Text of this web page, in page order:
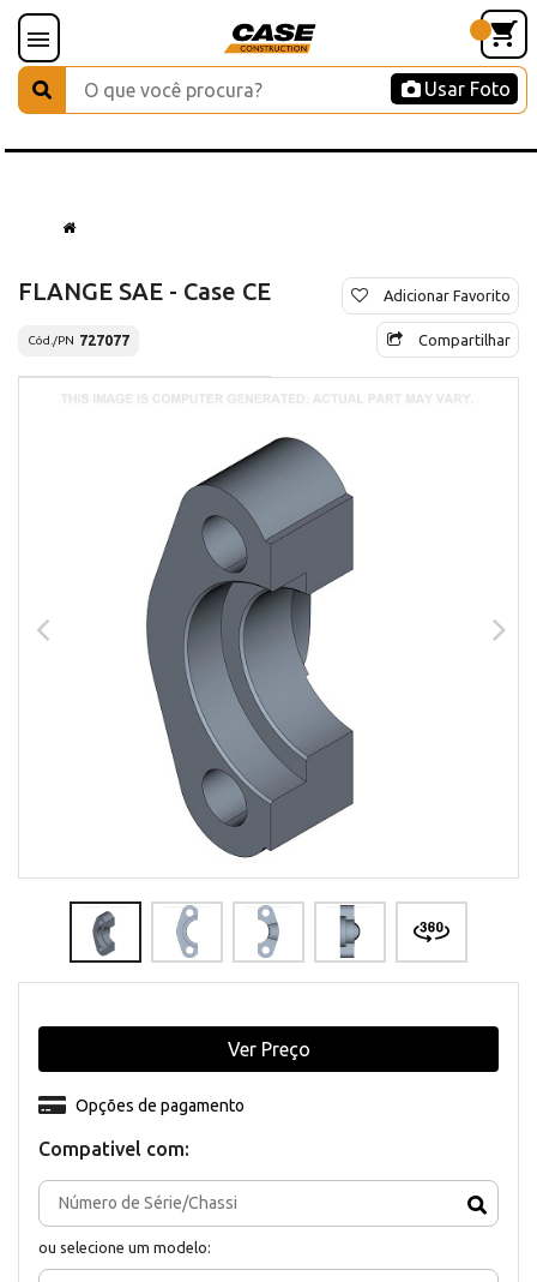
Usar Foto
FLANGE SAE - Case CE
Cód./PN 727077
Adicionar Favorito
Compartilhar
Compativel com:
ou selecione um modelo:
Opções de pagamento
Ver Preço